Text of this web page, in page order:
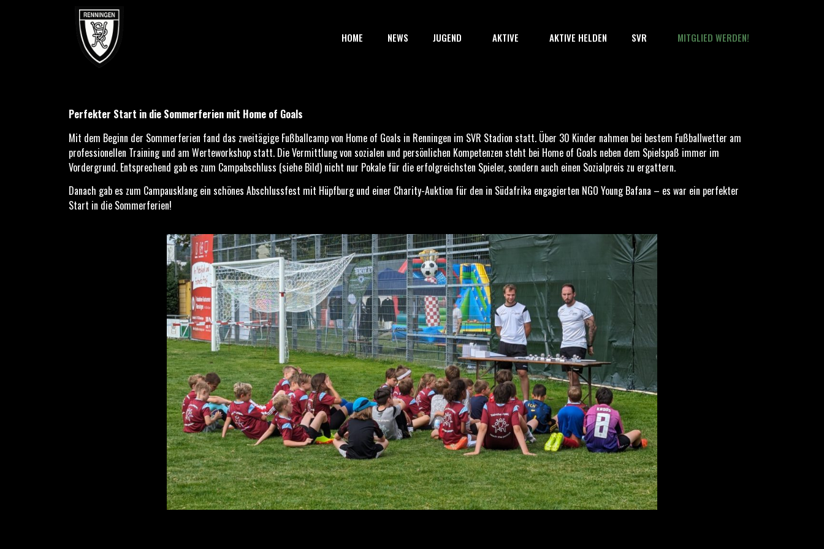
HOME NEWS JUGEND AKTIVE AKTIVE HELDEN SVR MITGLIED WERDEN!
Perfekter Start in die Sommerferien mit Home of Goals
Mit dem Beginn der Sommerferien fand das zweitägige Fußballcamp von Home of Goals in Renningen im SVR Stadion statt. Über 30 Kinder nahmen bei bestem Fußballwetter am
professionellen Training und am Werteworkshop statt. Die Vermittlung von sozialen und persönlichen Kompetenzen steht bei Home of Goals neben dem Spielspaß immer im
Vordergrund. Entsprechend gab es zum Campabschluss (siehe Bild) nicht nur Pokale für die erfolgreichsten Spieler, sondern auch einen Sozialpreis zu ergattern.
Danach gab es zum Campausklang ein schönes Abschlussfest mit Hüpfburg und einer Charity-Auktion für den in Südafrika engagierten NGO Young Bafana – es war ein perfekter
Start in die Sommerferien!